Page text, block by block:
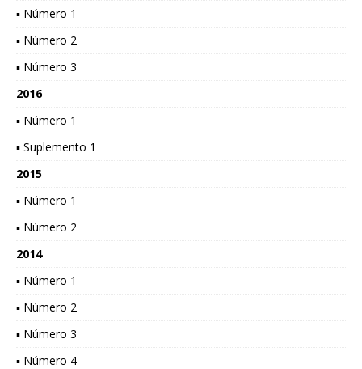
▪ Número 1
▪ Número 2
▪ Número 3
2016
▪ Número 1
▪ Suplemento 1
2015
▪ Número 1
▪ Número 2
2014
▪ Número 1
▪ Número 2
▪ Número 3
▪ Número 4